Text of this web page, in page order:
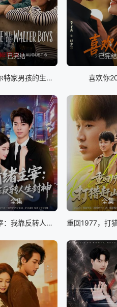
已完结
我与沃尔特家男孩的生活第三季
已完结
喜欢你
全集
情绪主宰：我靠反转人生封神
全集